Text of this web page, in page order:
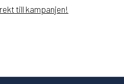
till kampanjen!